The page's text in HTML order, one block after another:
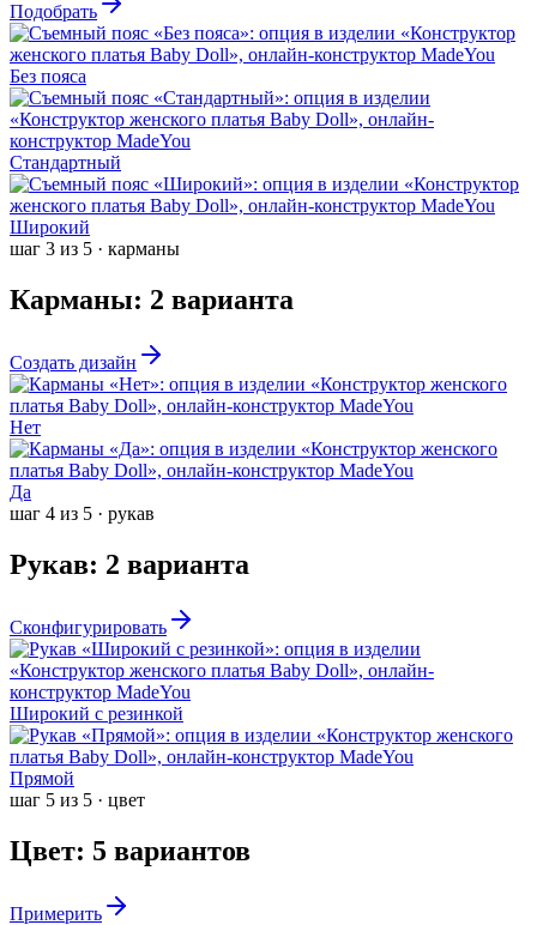
Подобрать
Без пояса
Стандартный
Широкий
шаг 3 из 5 · карманы
Карманы: 2 варианта
Создать дизайн
Нет
Да
шаг 4 из 5 · рукав
Рукав: 2 варианта
Сконфигурировать
Широкий с резинкой
Прямой
шаг 5 из 5 · цвет
Цвет: 5 вариантов
Примерить